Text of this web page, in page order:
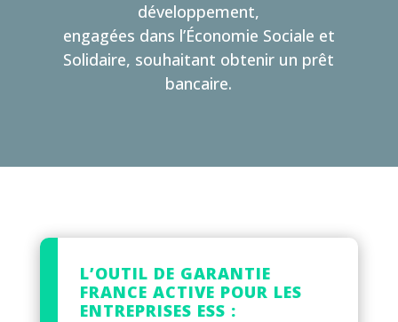
développement,
engagées dans l’Économie Sociale et
Solidaire, souhaitant obtenir un prêt
bancaire.
L’OUTIL DE GARANTIE
FRANCE ACTIVE POUR LES
ENTREPRISES ESS :